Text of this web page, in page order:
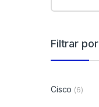
Filtrar por
Cisco (6)